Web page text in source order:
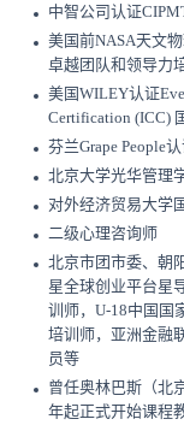
中智公司认证
美国前NASA天文
卓越团队和领导力
美国WILEY认证
Certification (ICC)
芬兰Grape People
北京大学光华管理
对外经济贸易大学
二级心理咨询师
北京市团市委、朝
星全球创业平台星
训师，U-18中国国
培训师，亚洲金融
员等
曾任奥林巴斯（北
年起正式开始课程